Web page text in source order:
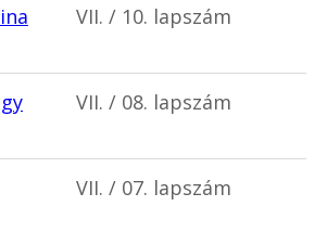
VII. / 10. lapszám
VII. / 08. lapszám
VII. / 07. lapszám